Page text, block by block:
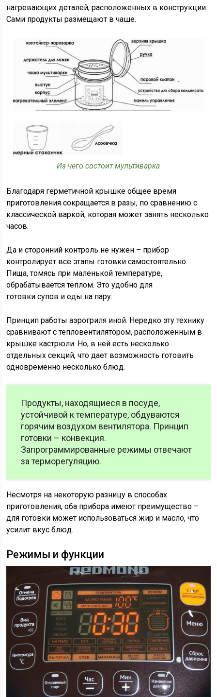
нагревающих деталей, расположенных в конструкции.
Сами продукты размещают в чаше.
Из чего состоит мультиварка
Благодаря герметичной крышке общее время
приготовления сокращается в разы, по сравнению с
классической варкой, которая может занять несколько
часов.
Да и сторонний контроль не нужен – прибор
контролирует все этапы готовки самостоятельно.
Пища, томясь при маленькой температуре,
обрабатывается теплом. Это удобно для
готовки супов и еды на пару.
Принцип работы аэрогриля иной. Нередко эту технику
сравнивают с тепловентилятором, расположенным в
крышке кастрюли. Но, в ней есть несколько
отдельных секций, что дает возможность готовить
одновременно несколько блюд.
Продукты, находящиеся в посуде,
устойчивой к температуре, обдуваются
горячим воздухом вентилятора. Принцип
готовки – конвекция.
Запрограммированные режимы отвечают
за терморегуляцию.
Несмотря на некоторую разницу в способах
приготовления, оба прибора имеют преимущество –
для готовки может использоваться жир и масло, что
усилит вкус блюд.
Режимы и функции